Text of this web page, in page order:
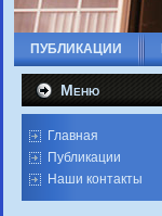
ПУБЛИКАЦИИ
Меню
Главная
Публикации
Наши контакты